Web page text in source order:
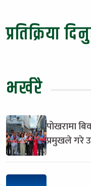
प्रतिक्रिया
भर्खरै
पोखरामा
प्रमुखले गरे